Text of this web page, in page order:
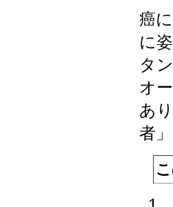
癌
に
タ
オ
あ
者